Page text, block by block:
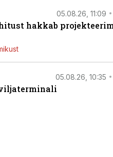
05.08.26, 11:09
hakkab
05.08.26, 10:35